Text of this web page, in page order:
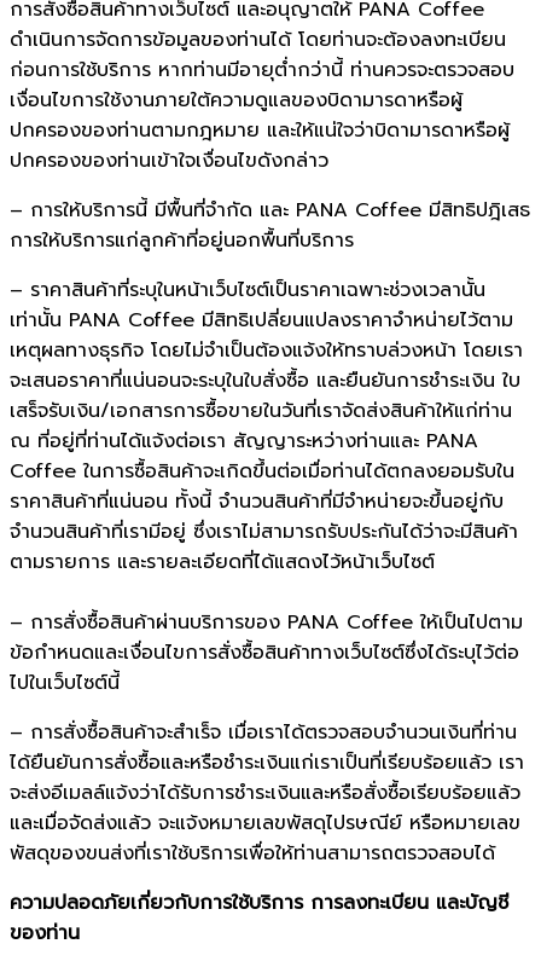
การสั่งซื้อสินค้าทางเว็บไซต์ และอนุญาตให้ PANA Coffee
ดำเนินการจัดการข้อมูลของท่านได้ โดยท่านจะต้องลงทะเบียน
ก่อนการใช้บริการ หากท่านมีอายุต่ำกว่านี้ ท่านควรจะตรวจสอบ
เงื่อนไขการใช้งานภายใต้ความดูแลของบิดามารดาหรือผู้
ปกครองของท่านตามกฎหมาย และให้แน่ใจว่าบิดามารดาหรือผู้
ปกครองของท่านเข้าใจเงื่อนไขดังกล่าว
– การให้บริการนี้ มีพื้นที่จำกัด และ PANA Coffee มีสิทธิปฎิเสธ
การให้บริการแก่ลูกค้าที่อยู่นอกพื้นที่บริการ
– ราคาสินค้าที่ระบุในหน้าเว็บไซต์เป็นราคาเฉพาะช่วงเวลานั้น
เท่านั้น PANA Coffee มีสิทธิเปลี่ยนแปลงราคาจำหน่ายไว้ตาม
เหตุผลทางธุรกิจ โดยไม่จำเป็นต้องแจ้งให้ทราบล่วงหน้า โดยเรา
จะเสนอราคาที่แน่นอนจะระบุในใบสั่งซื้อ และยืนยันการชำระเงิน ใบ
เสร็จรับเงิน/เอกสารการซื้อขายในวันที่เราจัดส่งสินค้าให้แก่ท่าน
ณ ที่อยู่ที่ท่านได้แจ้งต่อเรา สัญญาระหว่างท่านและ PANA
Coffee ในการซื้อสินค้าจะเกิดขึ้นต่อเมื่อท่านได้ตกลงยอมรับใน
ราคาสินค้าที่แน่นอน ทั้งนี้ จำนวนสินค้าที่มีจำหน่ายจะขึ้นอยู่กับ
จำนวนสินค้าที่เรามีอยู่ ซึ่งเราไม่สามารถรับประกันได้ว่าจะมีสินค้า
ตามรายการ และรายละเอียดที่ได้แสดงไว้หน้าเว็บไซต์
– การสั่งซื้อสินค้าผ่านบริการของ PANA Coffee ให้เป็นไปตาม
ข้อกำหนดและเงื่อนไขการสั่งซื้อสินค้าทางเว็บไซต์ซึ่งได้ระบุไว้ต่อ
ไปในเว็บไซต์นี้
– การสั่งซื้อสินค้าจะสำเร็จ เมื่อเราได้ตรวจสอบจำนวนเงินที่ท่าน
ได้ยืนยันการสั่งซื้อและหรือชำระเงินแก่เราเป็นที่เรียบร้อยแล้ว เรา
จะส่งอีเมลล์แจ้งว่าได้รับการชำระเงินและหรือสั่งซื้อเรียบร้อยแล้ว
และเมื่อจัดส่งแล้ว จะแจ้งหมายเลขพัสดุไปรษณีย์ หรือหมายเลข
พัสดุของขนส่งที่เราใช้บริการเพื่อให้ท่านสามารถตรวจสอบได้
ความปลอดภัยเกี่ยวกับการใช้บริการ การลงทะเบียน และบัญชี
ของท่าน